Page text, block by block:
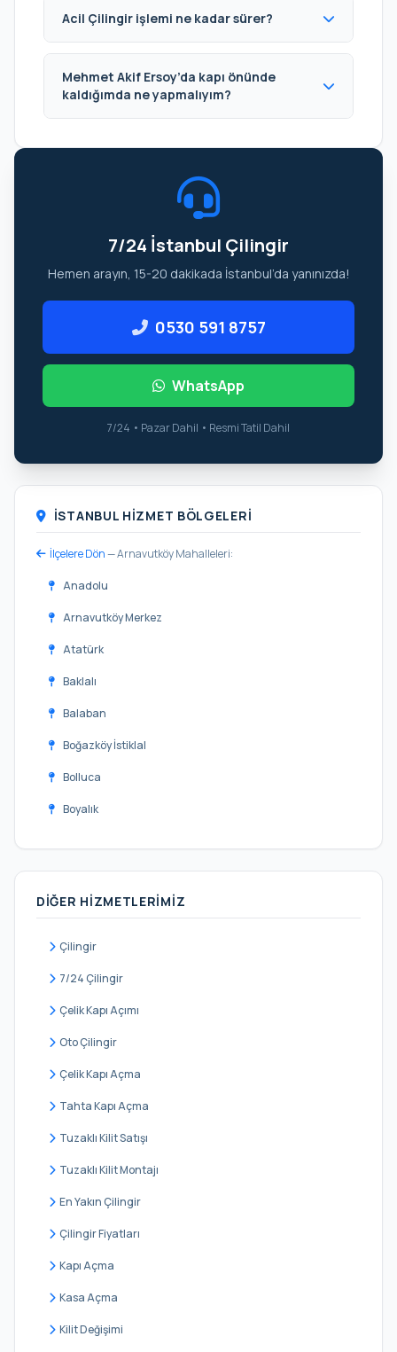
Acil Çilingir işlemi ne kadar sürer?
Mehmet Akif Ersoy’da kapı önünde
kaldığımda ne yapmalıyım?
7/24 İstanbul Çilingir
Hemen arayın, 15-20 dakikada İstanbul’da yanınızda!
0530 591 8757
WhatsApp
7/24 • Pazar Dahil • Resmi Tatil Dahil
İSTANBUL HIZMET BÖLGELERI
İlçelere Dön— Arnavutköy Mahalleleri:
Anadolu
Arnavutköy Merkez
Atatürk
Baklalı
Balaban
Boğazköy İstiklal
Bolluca
Boyalık
Deliklikaya
Dursunköy
DIĞER HIZMETLERIMIZ
Çilingir
7/24 Çilingir
Çelik Kapı Açımı
Oto Çilingir
Çelik Kapı Açma
Tahta Kapı Açma
Tuzaklı Kilit Satışı
Tuzaklı Kilit Montajı
En Yakın Çilingir
Çilingir Fiyatları
Kapı Açma
Kasa Açma
Kilit Değişimi